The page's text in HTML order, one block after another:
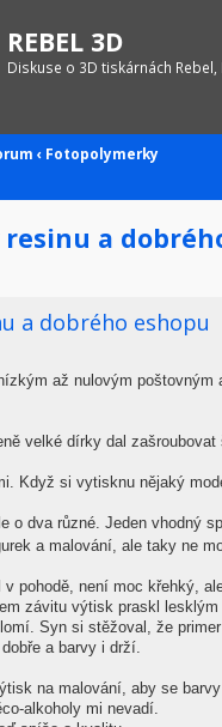
REBEL 3D
Diskuse o 3D tiskárnách Rebel,
‹ Fotopolymerky
a
a dobrého eshopu
až nulovým
velké dírky dal
Když si vytisknu nějaký
o dva různé. Jeden vhodný
a malování, ale taky ne
v pohodě, není moc křehký,
závitu výtisk praskl
Syn si stěžoval, že
a barvy i drží.
na malování, aby se
alkoholy mi nevadí.